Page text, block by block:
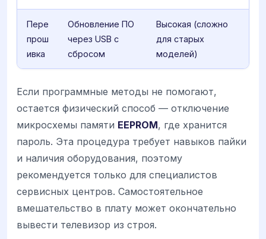
Пере
прош
ивка
Обновление ПО
через USB с
сбросом
Высокая (сложно
для старых
моделей)
Если программные методы не помогают,
остается физический способ — отключение
микросхемы памяти EEPROM, где хранится
пароль. Эта процедура требует навыков пайки
и наличия оборудования, поэтому
рекомендуется только для специалистов
сервисных центров. Самостоятельное
вмешательство в плату может окончательно
вывести телевизор из строя.